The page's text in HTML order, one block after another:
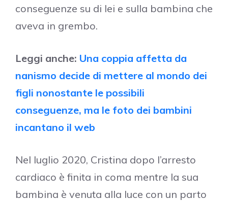
conseguenze su di lei e sulla bambina che
aveva in grembo.
Leggi anche: Una coppia affetta da
nanismo decide di mettere al mondo dei
figli nonostante le possibili
conseguenze, ma le foto dei bambini
incantano il web
Nel luglio 2020, Cristina dopo l’arresto
cardiaco è finita in coma mentre la sua
bambina è venuta alla luce con un parto